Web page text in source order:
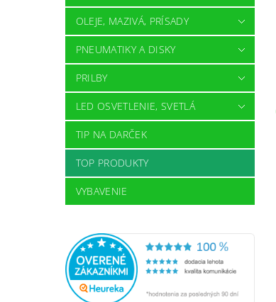
OLEJE, MAZIVÁ, PRÍSADY
PNEUMATIKY A DISKY
PRILBY
LED OSVETLENIE, SVETLÁ
TIP NA DARČEK
TOP PRODUKTY
VYBAVENIE